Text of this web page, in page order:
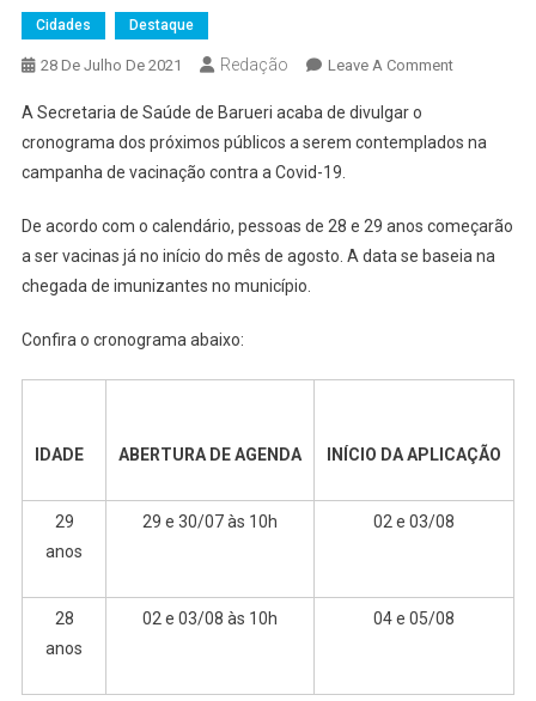
Cidades Destaque
28 De Julho De 2021 Redação Leave A CommentOn
28
Anos
Começam
Agosto
Barueri
A Secretaria de Saúde de Barueri acaba de divulgar o
cronograma dos próximos públicos a serem contemplados na
campanha de vacinação contra a Covid-19.
De acordo com o calendário, pessoas de 28 e 29 anos começarão
a ser vacinas já no início do mês de agosto. A data se baseia na
chegada de imunizantes no município.
Confira o cronograma abaixo:
IDADE ABERTURA DE AGENDA INÍCIO DA APLICAÇÃO
29
anos
29 e 30/07 às 10h 02 e 03/08
28
anos
02 e 03/08 às 10h 04 e 05/08